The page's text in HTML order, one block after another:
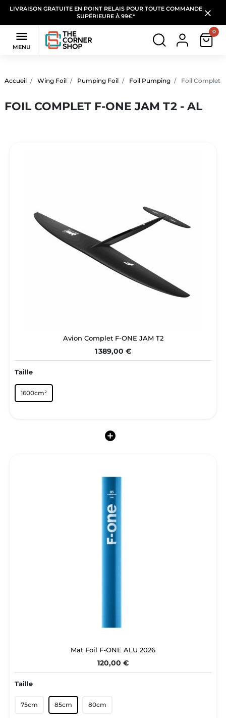
LIVRAISON GRATUITE EN POINT RELAIS POUR TOUTE COMMANDE
SUPÉRIEURE À 99€*

MENU
0
Accueil Wing Foil Pumping Foil Foil Pumping Foil Complet
FOIL COMPLET F-ONE JAM T2 - AL
Avion Complet F-ONE JAM T2
1 389,00 €
Taille
1600cm²
Mat Foil F-ONE ALU 2026
120,00 €
Taille
75cm 85cm 80cm